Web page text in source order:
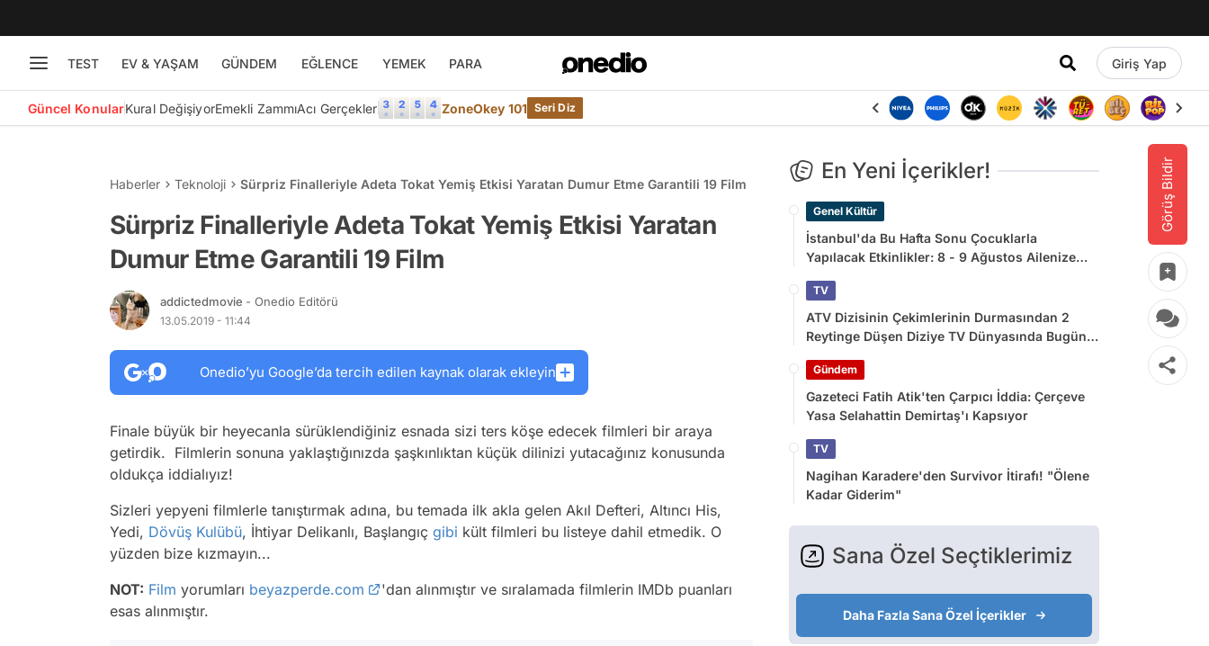
TEST EV & YAŞAM GÜNDEM EĞLENCE YEMEK PARA Giriş Yap
Güncel KonularKural DeğişiyorEmekli ZammıAcı Gerçekler ZoneOkey 101 Seri Diz
Görüş Bildir
Haberler Teknoloji Sürpriz Finalleriyle Adeta Tokat Yemiş Etkisi Yaratan Dumur Etme Garantili 19 Film
Sürpriz Finalleriyle Adeta Tokat Yemiş Etkisi Yaratan
Dumur Etme Garantili 19 Film
addictedmovie - Onedio Editörü
13.05.2019 - 11:44
Onedio’yu Google’da tercih edilen kaynak olarak ekleyin
Finale büyük bir heyecanla sürüklendiğiniz esnada sizi ters köşe edecek filmleri bir araya
getirdik. Filmlerin sonuna yaklaştığınızda şaşkınlıktan küçük dilinizi yutacağınız konusunda
oldukça iddialıyız!
Sizleri yepyeni filmlerle tanıştırmak adına, bu temada ilk akla gelen Akıl Defteri, Altıncı His,
Yedi, Dövüş Kulübü, İhtiyar Delikanlı, Başlangıç gibi kült filmleri bu listeye dahil etmedik. O
yüzden bize kızmayın...
NOT: Film yorumları beyazperde.com
'dan alınmıştır ve sıralamada filmlerin IMDb puanları
esas alınmıştır.
En Yeni İçerikler!
Genel Kültür
İstanbul'da Bu Hafta Sonu Çocuklarla
Yapılacak Etkinlikler: 8 - 9 Ağustos Ailenize
TV
ATV Dizisinin Çekimlerinin Durmasından 2
Reytinge Düşen Diziye TV Dünyasında Bugün
Gündem
Gazeteci Fatih Atik'ten Çarpıcı İddia: Çerçeve
Yasa Selahattin Demirtaş'ı Kapsıyor
TV
Nagihan Karadere'den Survivor İtirafı! "Ölene
Kadar Giderim"
Sana Özel Seçtiklerimiz
Daha Fazla Sana Özel İçerikler